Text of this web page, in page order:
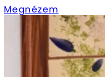
Megnézem